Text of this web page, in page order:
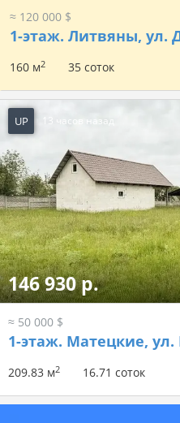
≈ 120 000 $
1-этаж. Литвяны, ул.
160 м2 35 соток
UP 13 часов назад
146 930 р.
≈ 50 000 $
1-этаж. Матецкие, ул.
209.83 м2 16.71 соток